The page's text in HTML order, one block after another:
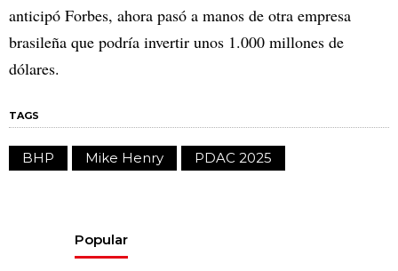
anticipó Forbes, ahora pasó a manos de otra empresa
brasileña que podría invertir unos 1.000 millones de
dólares.
TAGS
BHP Mike Henry PDAC 2025
Popular